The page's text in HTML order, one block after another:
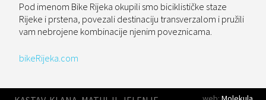
Pod imenom Bike Rijeka okupili smo biciklističke staze
Rijeke i prstena, povezali destinaciju transverzalom i pružili
vam nebrojene kombinacije njenim poveznicama.
bikeRijeka.com